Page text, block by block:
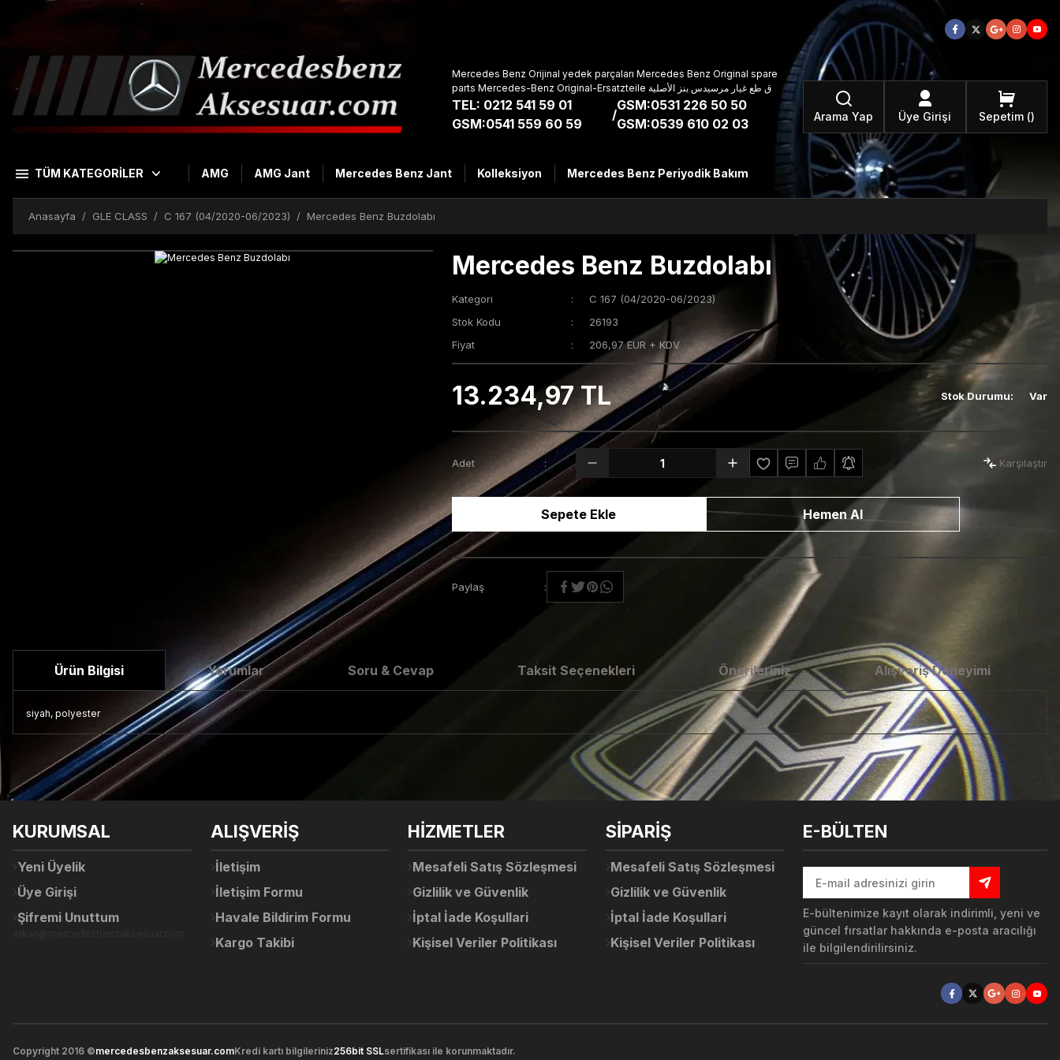
Mercedes Benz Orijinal yedek parçaları Mercedes Benz Original spare
parts Mercedes-Benz Original-Ersatzteile ق طع غيار مرسيدس بنز الأصلية
TEL: 0212 541 59 01
GSM:0541 559 60 59
/
GSM:0531 226 50 50
GSM:0539 610 02 03
Arama Yap Üye Girişi Sepetim
TÜM KATEGORİLER AMG AMG Jant Mercedes Benz Jant Kolleksiyon Mercedes Benz Periyodik Bakım
Anasayfa GLE CLASS C 167 (04/2020-06/2023) Mercedes Benz Buzdolabı
Mercedes Benz Buzdolabı
Kategori
C 167 (04/2020-06/2023)
Stok Kodu
26193
Fiyat
206,97 EUR + KDV
13.234,97 TL Stok Durumu: Var
Adet Karşılaştır
Sepete Ekle Hemen Al
Paylaş
Ürün Bilgisi Yorumlar Soru & Cevap Taksit Seçenekleri Önerileriniz Alışveriş Deneyimi
siyah, polyester
Bu ürüne ilk yorumu siz yapın!
Yorum Yaz
Ürün hakkında henüz soru sorulmamış.
Bu ürünün fiyat bilgisi, resim, ürün açıklamalarında ve diğer konularda yetersiz gördüğünüz noktaları öneri formunu kullanarak tarafımıza iletebilirsiniz.
Görüş ve önerileriniz için teşekkür ederiz.
Ürün açıklamasında eksik bilgiler bulunuyor.
Bu ürüne benzer farklı alternatifler olmalı.
Sitemize ilk yorumu siz yapın!
Deneyimini Paylaş
KURUMSAL
Yeni Üyelik
Üye Girişi
Şifremi Unuttum
ALIŞVERİŞ
İletişim
İletişim Formu
Havale Bildirim Formu
Kargo Takibi
HİZMETLER
Mesafeli Satış Sözleşmesi
Gizlilik ve Güvenlik
İptal İade Koşullari
Kişisel Veriler Politikası
SİPARİŞ
Mesafeli Satış Sözleşmesi
Gizlilik ve Güvenlik
İptal İade Koşullari
Kişisel Veriler Politikası
E-BÜLTEN
E-bültenimize kayıt olarak indirimli, yeni ve
güncel fırsatlar hakkında e-posta aracılığı
ile bilgilendirilirsiniz.
Copyright 2016 ©mercedesbenzaksesuar.comKredi kartı bilgileriniz256bit SSLsertifikası ile korunmaktadır.